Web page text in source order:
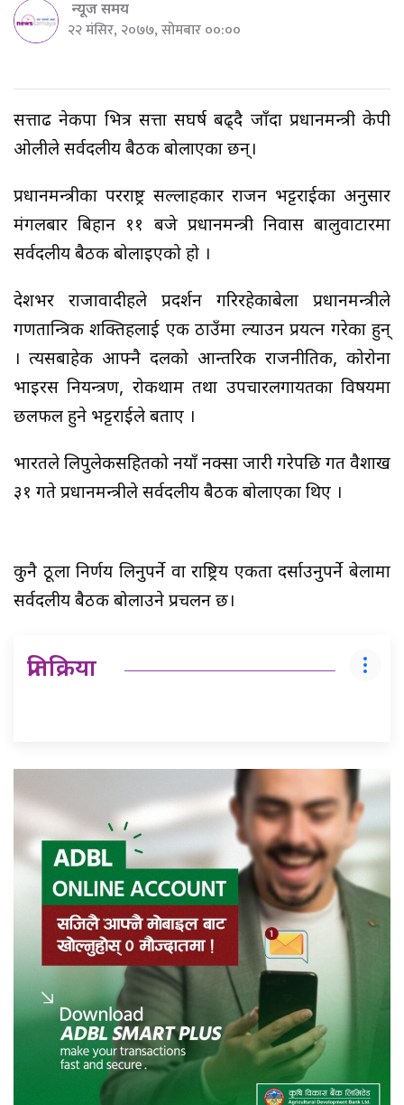
न्यूज समय
२२ मंसिर, २०७७, सोमबार ००:००
सत्तारुढ नेकपा भित्र सत्ता सघर्ष बढ्दै जाँदा प्रधानमन्त्री केपी
ओलीले सर्वदलीय बैठक बोलाएका छन्।
प्रधानमन्त्रीका परराष्ट्र सल्लाहकार राजन भट्टराईका अनुसार
मंगलबार बिहान ११ बजे प्रधानमन्त्री निवास बालुवाटारमा
सर्वदलीय बैठक बोलाइएको हो ।
देशभर राजावादीहरुले प्रदर्शन गरिरहेकाबेला प्रधानमन्त्रीले
गणतान्त्रिक शक्तिहरुलाई एक ठाउँमा ल्याउन प्रयत्न गरेका हुन्
। त्यसबाहेक आफ्नै दलको आन्तरिक राजनीतिक, कोरोना
भाइरस नियन्त्रण, रोकथाम तथा उपचारलगायतका विषयमा
छलफल हुने भट्टराईले बताए ।
भारतले लिपुलेकसहितको नयाँ नक्सा जारी गरेपछि गत वैशाख
३१ गते प्रधानमन्त्रीले सर्वदलीय बैठक बोलाएका थिए ।
कुनै ठूला निर्णय लिनुपर्ने वा राष्ट्रिय एकता दर्साउनुपर्ने बेलामा
सर्वदलीय बैठक बोलाउने प्रचलन छ।
प्रतिक्रिया